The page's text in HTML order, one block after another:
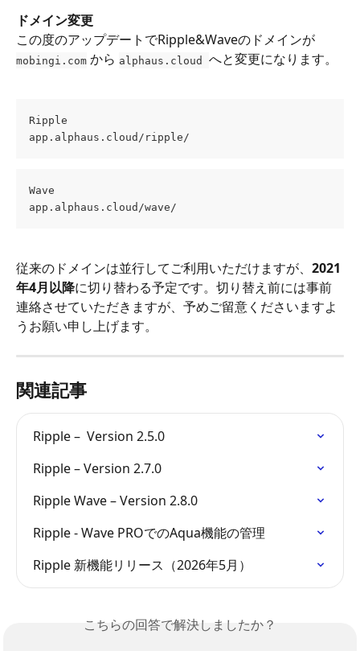
ドメイン変更
この度のアップデートでRipple&Waveのドメインが
mobingi.com から alphaus.cloud へと変更になります。
Ripple
app.alphaus.cloud/ripple/
Wave
app.alphaus.cloud/wave/
従来のドメインは並行してご利用いただけますが、 2021
年4月以降に切り替わる予定です。切り替え前には事前
連絡させていただきますが、予めご留意くださいますよ
うお願い申し上げます。
関連記事
Ripple –  Version 2.5.0
Ripple – Version 2.7.0
Ripple Wave – Version 2.8.0
Ripple - Wave PROでのAqua機能の管理
Ripple 新機能リリース（2026年5月）
こちらの回答で解決しましたか？